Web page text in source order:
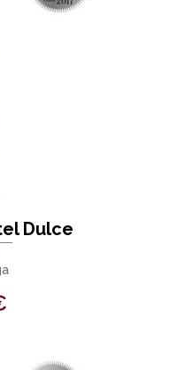
Dulce